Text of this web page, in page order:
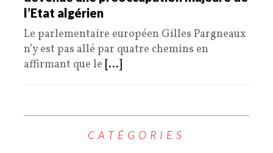
l’Etat algérien
Le parlementaire européen Gilles Pargneaux
n’y est pas allé par quatre chemins en
affirmant que le [...]
CATÉGORIES